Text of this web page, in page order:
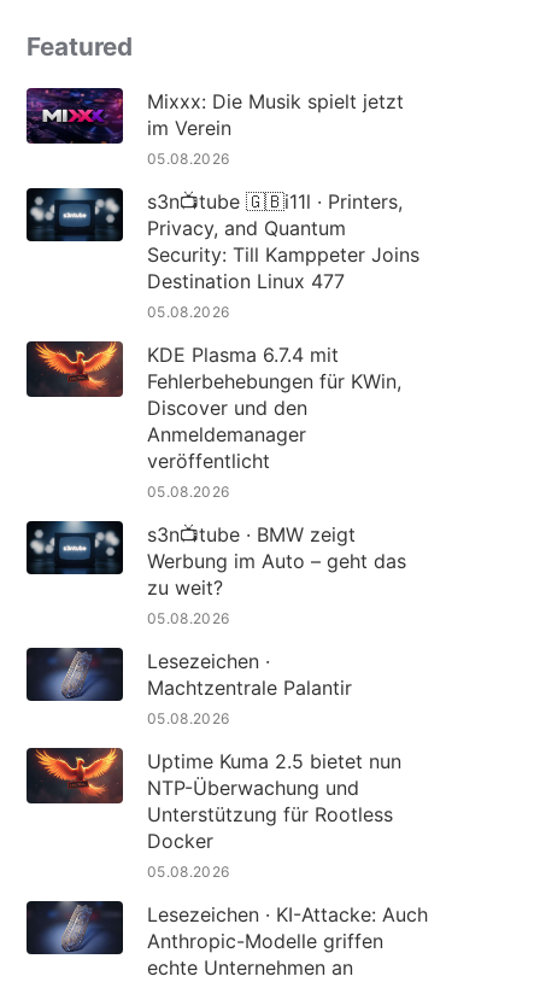
Featured
Mixxx: Die Musik spielt jetzt
im Verein
05.08.2026
s3n📺tube 🇬🇧i11l · Printers,
Privacy, and Quantum
Security: Till Kamppeter Joins
Destination Linux 477
05.08.2026
KDE Plasma 6.7.4 mit
Fehlerbehebungen für KWin,
Discover und den
Anmeldemanager
veröffentlicht
05.08.2026
s3n📺tube · BMW zeigt
Werbung im Auto – geht das
zu weit?
05.08.2026
Lesezeichen ·
Machtzentrale Palantir
05.08.2026
Uptime Kuma 2.5 bietet nun
NTP-Überwachung und
Unterstützung für Rootless
Docker
05.08.2026
Lesezeichen · KI-Attacke: Auch
Anthropic-Modelle griffen
echte Unternehmen an